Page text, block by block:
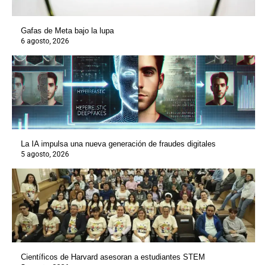
Gafas de Meta bajo la lupa
6 agosto, 2026
La IA impulsa una nueva generación de fraudes digitales
5 agosto, 2026
Científicos de Harvard asesoran a estudiantes STEM